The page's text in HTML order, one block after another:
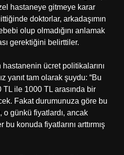
hastaneye gitmeye karar
doktorlar, arkadaşımın
olup olmadığını anlamak
gerektiğini belirttiler.
ücret politikalarını
yanıt tam olarak şuydu: “Bu
TL ile 1000 TL arasında bir
Fakat durumunuza göre bu
o günkü fiyatlardı, ancak
konuda fiyatlarını arttırmış